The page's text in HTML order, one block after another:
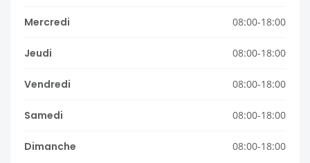
Mercredi 08:00-18:00
Jeudi 08:00-18:00
Vendredi 08:00-18:00
Samedi 08:00-18:00
Dimanche 08:00-18:00